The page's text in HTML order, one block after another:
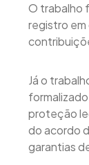
O trabalho
registro em
Já o
proteção
do acordo
garantias